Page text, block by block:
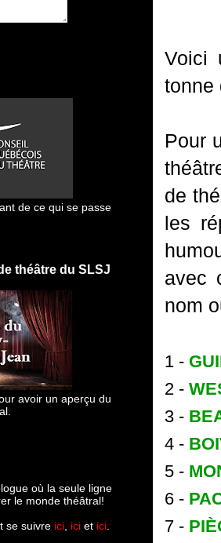
Voici
tonne
Pour
de
les
avec
nom
1 -
2 -
3 -
4 -
5 -
6 -
7 -
de ce qui se passe
théâtre du SLSJ
avoir un aperçu du
où la seule ligne
le monde théâtral!
se suivre ici ici et ici